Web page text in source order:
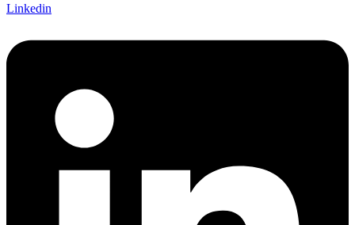
Linkedin